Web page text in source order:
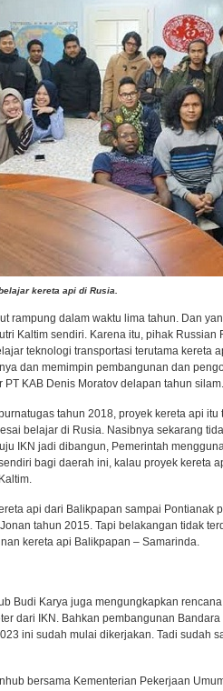
kereta api di Rusia.
rampung dalam waktu lima tahun. Dan
Kaltim sendiri. Karena itu, pihak Russian
teknologi transportasi terutama kereta
dan memimpin pembangunan dan
PT KAB Denis Moratov delapan tahun silam.
tahun 2018, proyek kereta api
belajar di Rusia. Nasibnya sekarang
IKN jadi dibangun, Pemerintah
bagi daerah ini, kalau proyek kereta
api dari Balikpapan sampai Pontianak
tahun 2015. Tapi belakangan tidak
kereta api Balikpapan – Samarinda.
Budi Karya juga mengungkapkan
dari IKN. Bahkan pembangunan
ini sudah mulai dikerjakan. Tadi sudah
bersama Kementerian Pekerjaan